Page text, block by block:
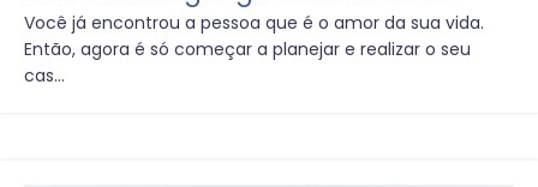
Você já encontrou a pessoa que é o amor da sua vida.
Então, agora é só começar a planejar e realizar o seu
cas...